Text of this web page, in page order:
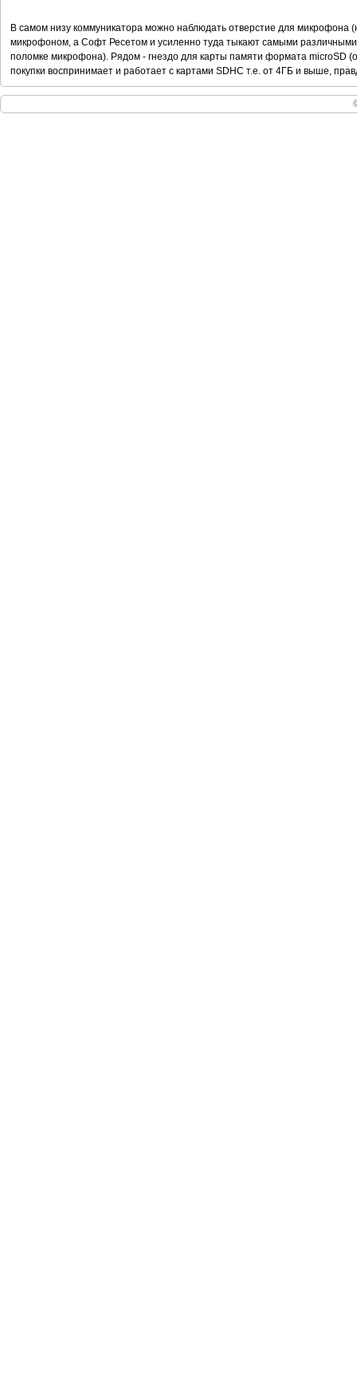
В самом низу коммуникатора можно наблюдать отверстие для микрофона
микрофоном, а Софт Ресетом и усиленно туда тыкают самыми
поломке микрофона). Рядом - гнездо для карты памяти формата microSD
покупки воспринимает и работает с картами SDHC т.е. от 4ГБ и выше,